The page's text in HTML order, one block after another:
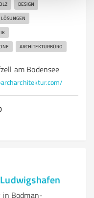
DESIGN
ARCHITEKTURBÜRO
am Bodensee
Bodman-